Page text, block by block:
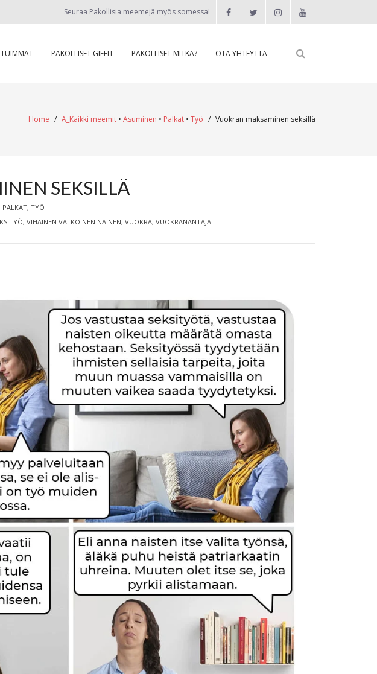
Seuraa Pakollisia meemejä myös somessa!
PAKOLLISET GIFFIT PAKOLLISET MITKÄ? OTA YHTEYTTÄ
Home / A_Kaikki meemit • Asuminen • Palkat • Työ / Vuokran maksaminen seksillä
SEKSILLÄ
PALKAT, TYÖ
, VIHAINEN VALKOINEN NAINEN, VUOKRA, VUOKRANANTAJA